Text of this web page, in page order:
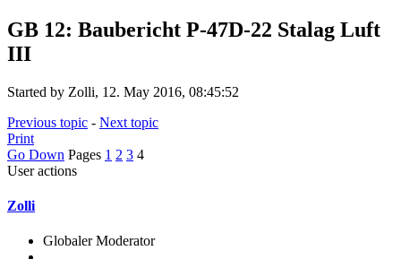
GB 12: Baubericht P-47D-22 Stalag Luft
III
Started by Zolli, 12. May 2016, 08:45:52
Previous topic - Next topic
Print
Go Down Pages 1 2 3 4
User actions
Zolli
Globaler Moderator